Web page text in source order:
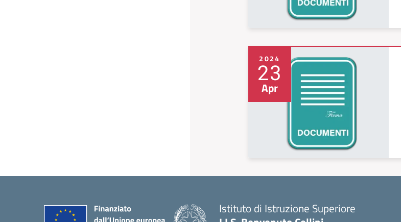
2024
23
Apr
Istituto di Istruzione Superiore